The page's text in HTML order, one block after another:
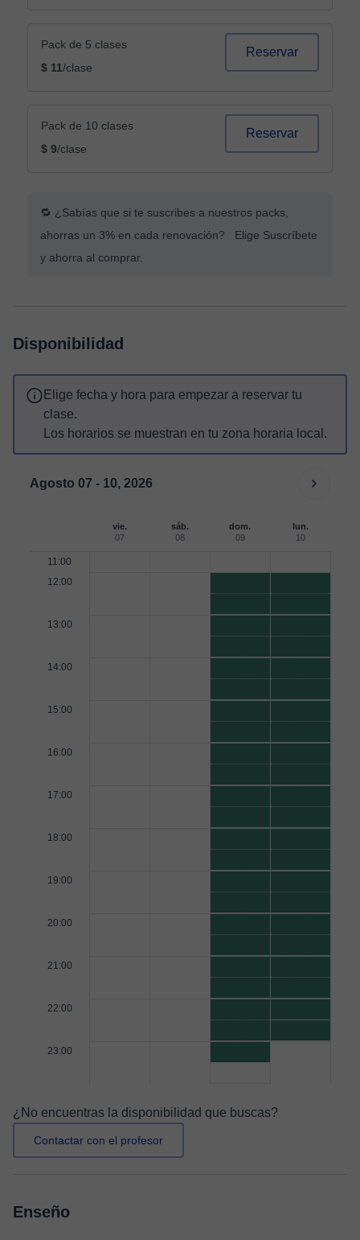
Pack de 5 clases
$ 11/clase
Reservar
Pack de 10 clases
$ 9/clase
Reservar
🔁 ¿Sabías que si te suscribes a nuestros packs,
ahorras un 3% en cada renovación? Elige Suscríbete
y ahorra al comprar.
Disponibilidad
Elige fecha y hora para empezar a reservar tu
clase.
Los horarios se muestran en tu zona horaria local.
Agosto 07 - 10, 2026
vie.
07
sáb.
08
dom.
09
lun.
10
11:00
12:00
13:00
14:00
15:00
16:00
17:00
18:00
19:00
20:00
21:00
22:00
23:00
¿No encuentras la disponibilidad que buscas?
Contactar con el profesor
Enseño